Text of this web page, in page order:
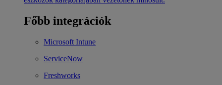
Főbb integrációk
Microsoft Intune
ServiceNow
Freshworks